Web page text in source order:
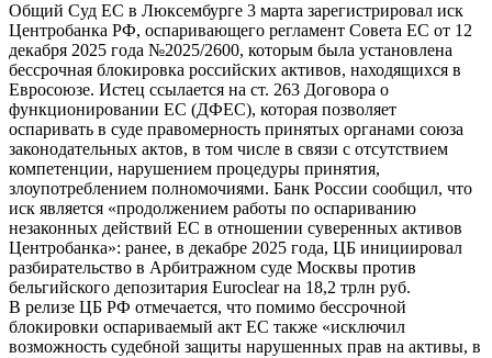
Общий Суд ЕС в Люксембурге 3 марта зарегистрировал иск
Центробанка РФ, оспаривающего регламент Совета ЕС от 12
декабря 2025 года №2025/2600, которым была установлена
бессрочная блокировка российских активов, находящихся в
Евросоюзе. Истец ссылается на ст. 263 Договора о
функционировании ЕС (ДФЕС), которая позволяет
оспаривать в суде правомерность принятых органами союза
законодательных актов, в том числе в связи с отсутствием
компетенции, нарушением процедуры принятия,
злоупотреблением полномочиями. Банк России сообщил, что
иск является «продолжением работы по оспариванию
незаконных действий ЕС в отношении суверенных активов
Центробанка»: ранее, в декабре 2025 года, ЦБ инициировал
разбирательство в Арбитражном суде Москвы против
бельгийского депозитария Euroclear на 18,2 трлн руб.
В релизе ЦБ РФ отмечается, что помимо бессрочной
блокировки оспариваемый акт ЕС также «исключил
возможность судебной защиты нарушенных прав на активы, в